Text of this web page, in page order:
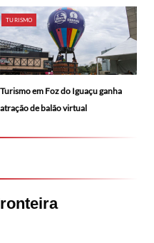
TURISMO
Turismo em Foz do Iguaçu ganha
atração de balão virtual